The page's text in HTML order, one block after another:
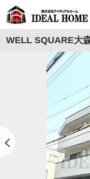
WELL SQUARE大